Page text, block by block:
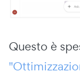
Questo è